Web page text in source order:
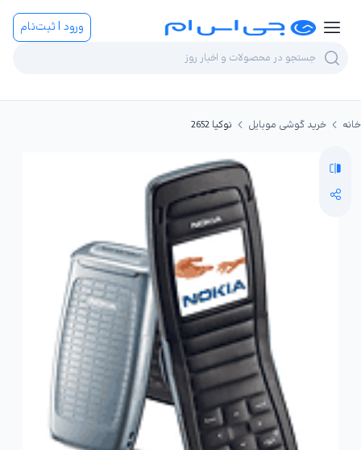
ورود | ثبت‌نام
خانه خرید گوشی موبایل نوکیا 2652